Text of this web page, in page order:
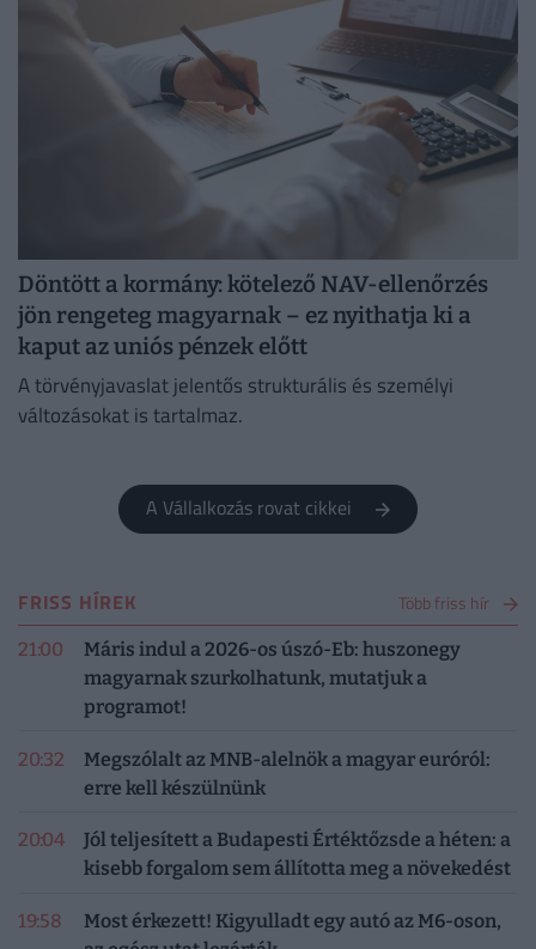
Döntött a kormány: kötelező NAV-ellenőrzés
jön rengeteg magyarnak – ez nyithatja ki a
kaput az uniós pénzek előtt
A törvényjavaslat jelentős strukturális és személyi
változásokat is tartalmaz.
A Vállalkozás rovat cikkei
FRISS HÍREK Több friss hír
21:00
Máris indul a 2026-os úszó-Eb: huszonegy
magyarnak szurkolhatunk, mutatjuk a
programot!
20:32
Megszólalt az MNB-alelnök a magyar euróról:
erre kell készülnünk
20:04
Jól teljesített a Budapesti Értéktőzsde a héten: a
kisebb forgalom sem állította meg a növekedést
19:58
Most érkezett! Kigyulladt egy autó az M6-oson,